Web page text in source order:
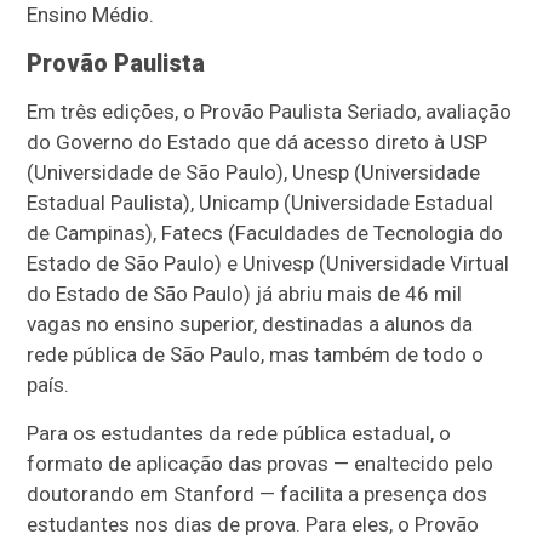
Ensino Médio.
Provão Paulista
Em três edições, o Provão Paulista Seriado, avaliação
do Governo do Estado que dá acesso direto à USP
(Universidade de São Paulo), Unesp (Universidade
Estadual Paulista), Unicamp (Universidade Estadual
de Campinas), Fatecs (Faculdades de Tecnologia do
Estado de São Paulo) e Univesp (Universidade Virtual
do Estado de São Paulo) já abriu mais de 46 mil
vagas no ensino superior, destinadas a alunos da
rede pública de São Paulo, mas também de todo o
país.
Para os estudantes da rede pública estadual, o
formato de aplicação das provas — enaltecido pelo
doutorando em Stanford — facilita a presença dos
estudantes nos dias de prova. Para eles, o Provão